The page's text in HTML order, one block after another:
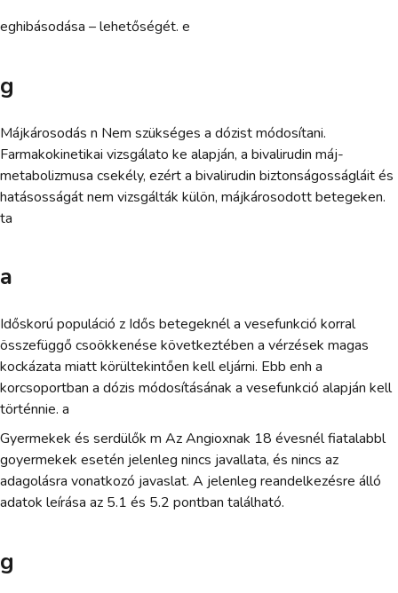
eghibásodása – lehetőségét. e
g
Májkárosodás n Nem szükséges a dózist módosítani.
Farmakokinetikai vizsgálato ke alapján, a bivalirudin máj-
metabolizmusa csekély, ezért a bivalirudin biztonságosságláit és
hatásosságát nem vizsgálták külön, májkárosodott betegeken.
ta
a
Időskorú populáció z Idős betegeknél a vesefunkció korral
összefüggő csoökkenése következtében a vérzések magas
kockázata miatt körültekintően kell eljárni. Ebb enh a
korcsoportban a dózis módosításának a vesefunkció alapján kell
történnie. a
Gyermekek és serdülők m Az Angioxnak 18 évesnél fiatalabbl
goyermekek esetén jelenleg nincs javallata, és nincs az
adagolásra vonatkozó javaslat. A jelenleg reandelkezésre álló
adatok leírása az 5.1 és 5.2 pontban található.
g